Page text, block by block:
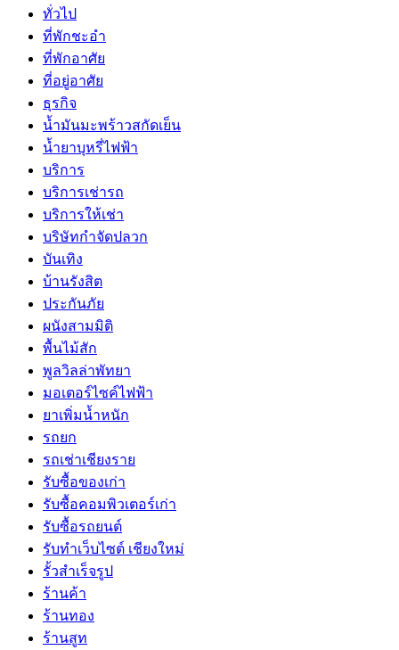
ทั่วไป
ที่พักชะอำ
ที่พักอาศัย
ที่อยู่อาศัย
ธุรกิจ
น้ำมันมะพร้าวสกัดเย็น
น้ำยาบุหรี่ไฟฟ้า
บริการ
บริการเช่ารถ
บริการให้เช่า
บริษัทกำจัดปลวก
บันเทิง
บ้านรังสิต
ประกันภัย
ผนังสามมิติ
พื้นไม้สัก
พูลวิลล่าพัทยา
มอเตอร์ไซค์ไฟฟ้า
ยาเพิ่มน้ำหนัก
รถยก
รถเช่าเชียงราย
รับซื้อของเก่า
รับซื้อคอมพิวเตอร์เก่า
รับซื้อรถยนต์
รับทำเว็บไซต์ เชียงใหม่
รั้วสำเร็จรูป
ร้านค้า
ร้านทอง
ร้านสูท